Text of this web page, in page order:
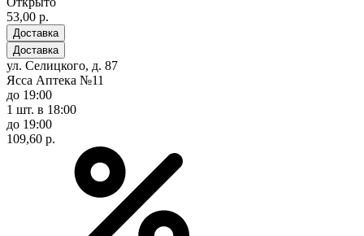
53,00 р.
Доставка
Доставка
ул. Селицкого, д. 87
Ясса Аптека №11
до 19:00
1 шт. в 18:00
до 19:00
109,60 р.